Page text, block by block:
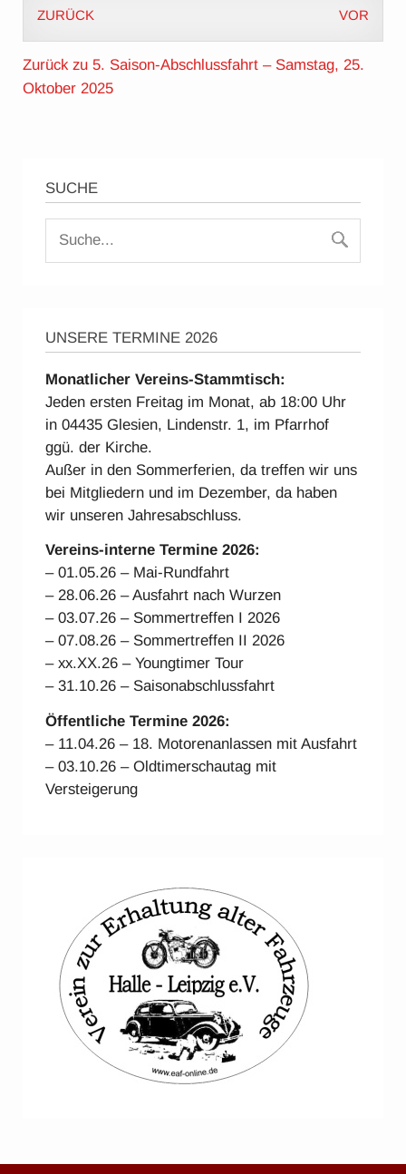
ZURÜCK VOR
Zurück zu 5. Saison-Abschlussfahrt – Samstag, 25.
Oktober 2025
SUCHE
UNSERE TERMINE 2026
Monatlicher Vereins-Stammtisch:
Jeden ersten Freitag im Monat, ab 18:00 Uhr
in 04435 Glesien, Lindenstr. 1, im Pfarrhof
ggü. der Kirche.
Außer in den Sommerferien, da treffen wir uns
bei Mitgliedern und im Dezember, da haben
wir unseren Jahresabschluss.
Vereins-interne Termine 2026:
– 01.05.26 – Mai-Rundfahrt
– 28.06.26 – Ausfahrt nach Wurzen
– 03.07.26 – Sommertreffen I 2026
– 07.08.26 – Sommertreffen II 2026
– xx.XX.26 – Youngtimer Tour
– 31.10.26 – Saisonabschlussfahrt
Öffentliche Termine 2026:
– 11.04.26 – 18. Motorenanlassen mit Ausfahrt
– 03.10.26 – Oldtimerschautag mit
Versteigerung